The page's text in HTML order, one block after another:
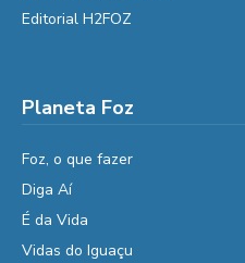
Editorial H2FOZ
Planeta Foz
Foz, o que fazer
Diga Aí
É da Vida
Vidas do Iguaçu